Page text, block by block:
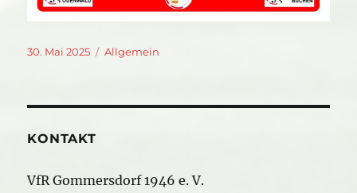
Veröffentlicht
30. Mai 2025 Kategorien
Allgemein
KONTAKT
VfR Gommersdorf 1946 e. V.